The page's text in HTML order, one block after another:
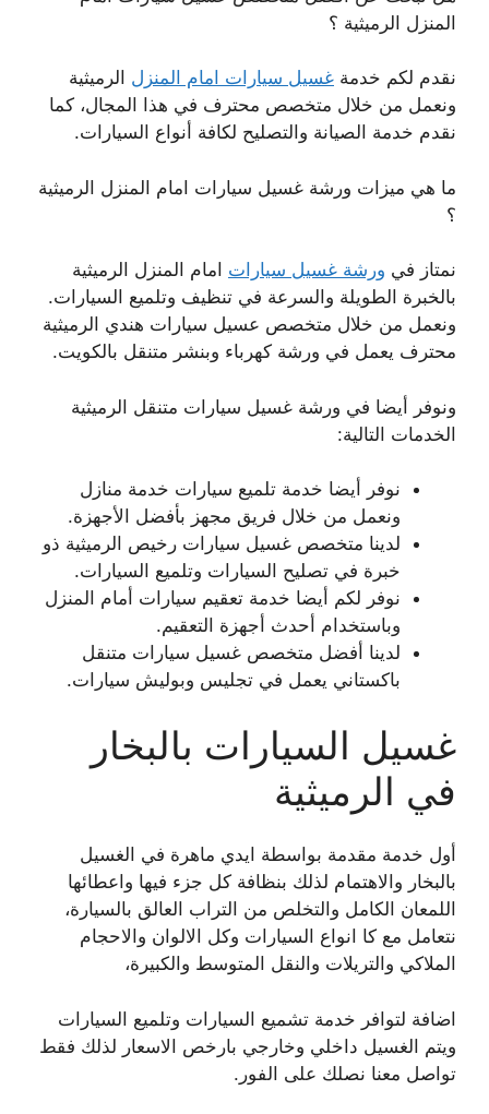
المنزل الرميثية ؟
نقدم لكم خدمة غسيل سيارات امام المنزل الرميثية
ونعمل من خلال متخصص محترف في هذا المجال، كما
نقدم خدمة الصيانة والتصليح لكافة أنواع السيارات.
ما هي ميزات ورشة غسيل سيارات امام المنزل الرميثية
؟
نمتاز في ورشة غسيل سيارات امام المنزل الرميثية
بالخبرة الطويلة والسرعة في تنظيف وتلميع السيارات.
ونعمل من خلال متخصص عسيل سيارات هندي الرميثية
محترف يعمل في ورشة كهرباء وبنشر متنقل بالكويت.
ونوفر أيضا في ورشة غسيل سيارات متنقل الرميثية
الخدمات التالية:
نوفر أيضا خدمة تلميع سيارات خدمة منازل
ونعمل من خلال فريق مجهز بأفضل الأجهزة.
لدينا متخصص غسيل سيارات رخيص الرميثية ذو
خبرة في تصليح السيارات وتلميع السيارات.
نوفر لكم أيضا خدمة تعقيم سيارات أمام المنزل
وباستخدام أحدث أجهزة التعقيم.
لدينا أفضل متخصص غسيل سيارات متنقل
باكستاني يعمل في تجليس وبوليش سيارات.
غسيل السيارات بالبخار
في الرميثية
أول خدمة مقدمة بواسطة ايدي ماهرة في الغسيل
بالبخار والاهتمام لذلك بنظافة كل جزء فيها واعطائها
اللمعان الكامل والتخلص من التراب العالق بالسيارة،
نتعامل مع كا انواع السيارات وكل الالوان والاحجام
الملاكي والتريلات والنقل المتوسط والكبيرة،
اضافة لتوافر خدمة تشميع السيارات وتلميع السيارات
ويتم الغسيل داخلي وخارجي بارخص الاسعار لذلك فقط
تواصل معنا نصلك على الفور.